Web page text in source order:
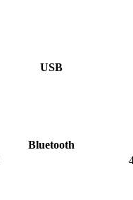
USB
Bluetooth